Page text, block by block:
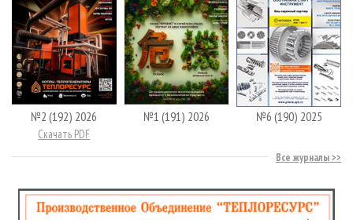
№2 (192) 2026
Скачать PDF
№1 (191) 2026 №6 (190) 2025
Все журналы